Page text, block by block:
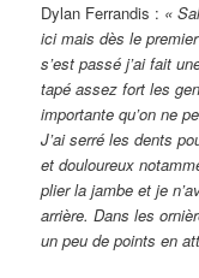
Dylan Ferrandis : «
ici mais dès le
s’est passé j’ai fait
tapé assez fort les
importante qu’on ne
J’ai serré les dents
et douloureux
plier la jambe et je
arrière. Dans les
un peu de points en